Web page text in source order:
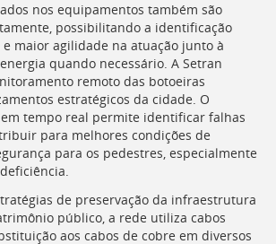
nos equipamentos também são
possibilitando a identificação
maior agilidade na atuação junto à
quando necessário. A Setran
remoto das botoeiras
estratégicos da cidade. O
tempo real permite identificar falhas
para melhores condições de
para os pedestres, especialmente
de preservação da infraestrutura
público, a rede utiliza cabos
aos cabos de cobre em diversos